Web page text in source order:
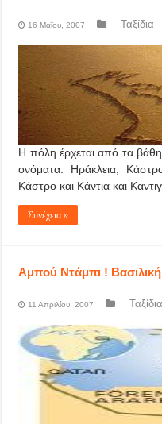
16 Μαΐου, 2007 Ταξίδια
Η πόλη έρχεται από τα
ονόματα: Ηράκλεια,
Κάστρο και Κάντια και
Συνέχεια »
Αμπού Ντάμπι !
11 Απριλίου, 2007 Ταξίδια